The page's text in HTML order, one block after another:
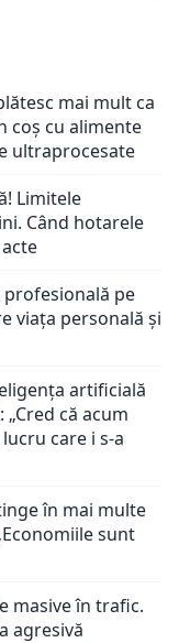
mai mult ca
coș cu alimente
ultraprocesate
Limitele
Când hotarele
profesională pe
viața personală și
artificială
că acum
care i s-a
în mai multe
sunt
masive în trafic.
agresivă